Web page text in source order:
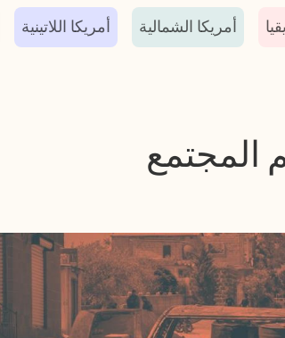
أمريكا الشمالية أمريكا اللاتينية
المجتمع